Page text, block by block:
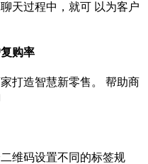
天过程中，就可 以为客户
购率
打造智慧新零售。 帮助商
维码设置不同的标签规